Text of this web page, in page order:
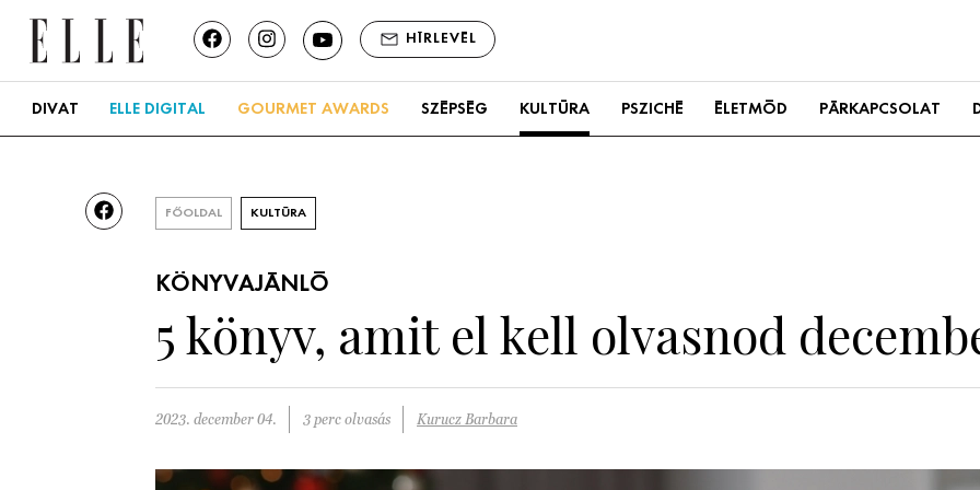
HÍRLEVÉL
DIVAT ELLE DIGITAL GOURMET AWARDS SZÉPSÉG KULTÚRA PSZICHÉ ÉLETMÓD PÁRKAPCSOLAT
FŐOLDAL KULTÚRA
KÖNYVAJÁNLÓ
5 könyv, amit el kell olvasnod
2023. december 04. 3 perc olvasás Kurucz Barbara